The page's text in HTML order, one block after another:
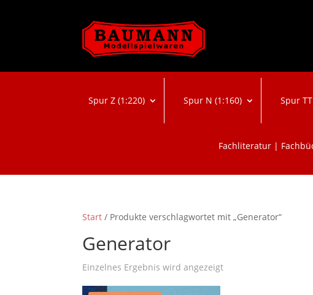
Spur Z (1:220) Spur N (1:160) Spur
Fachliteratur |
Start / Produkte verschlagwortet mit „Generator“
Generator
Einzelnes Ergebnis wird angezeigt